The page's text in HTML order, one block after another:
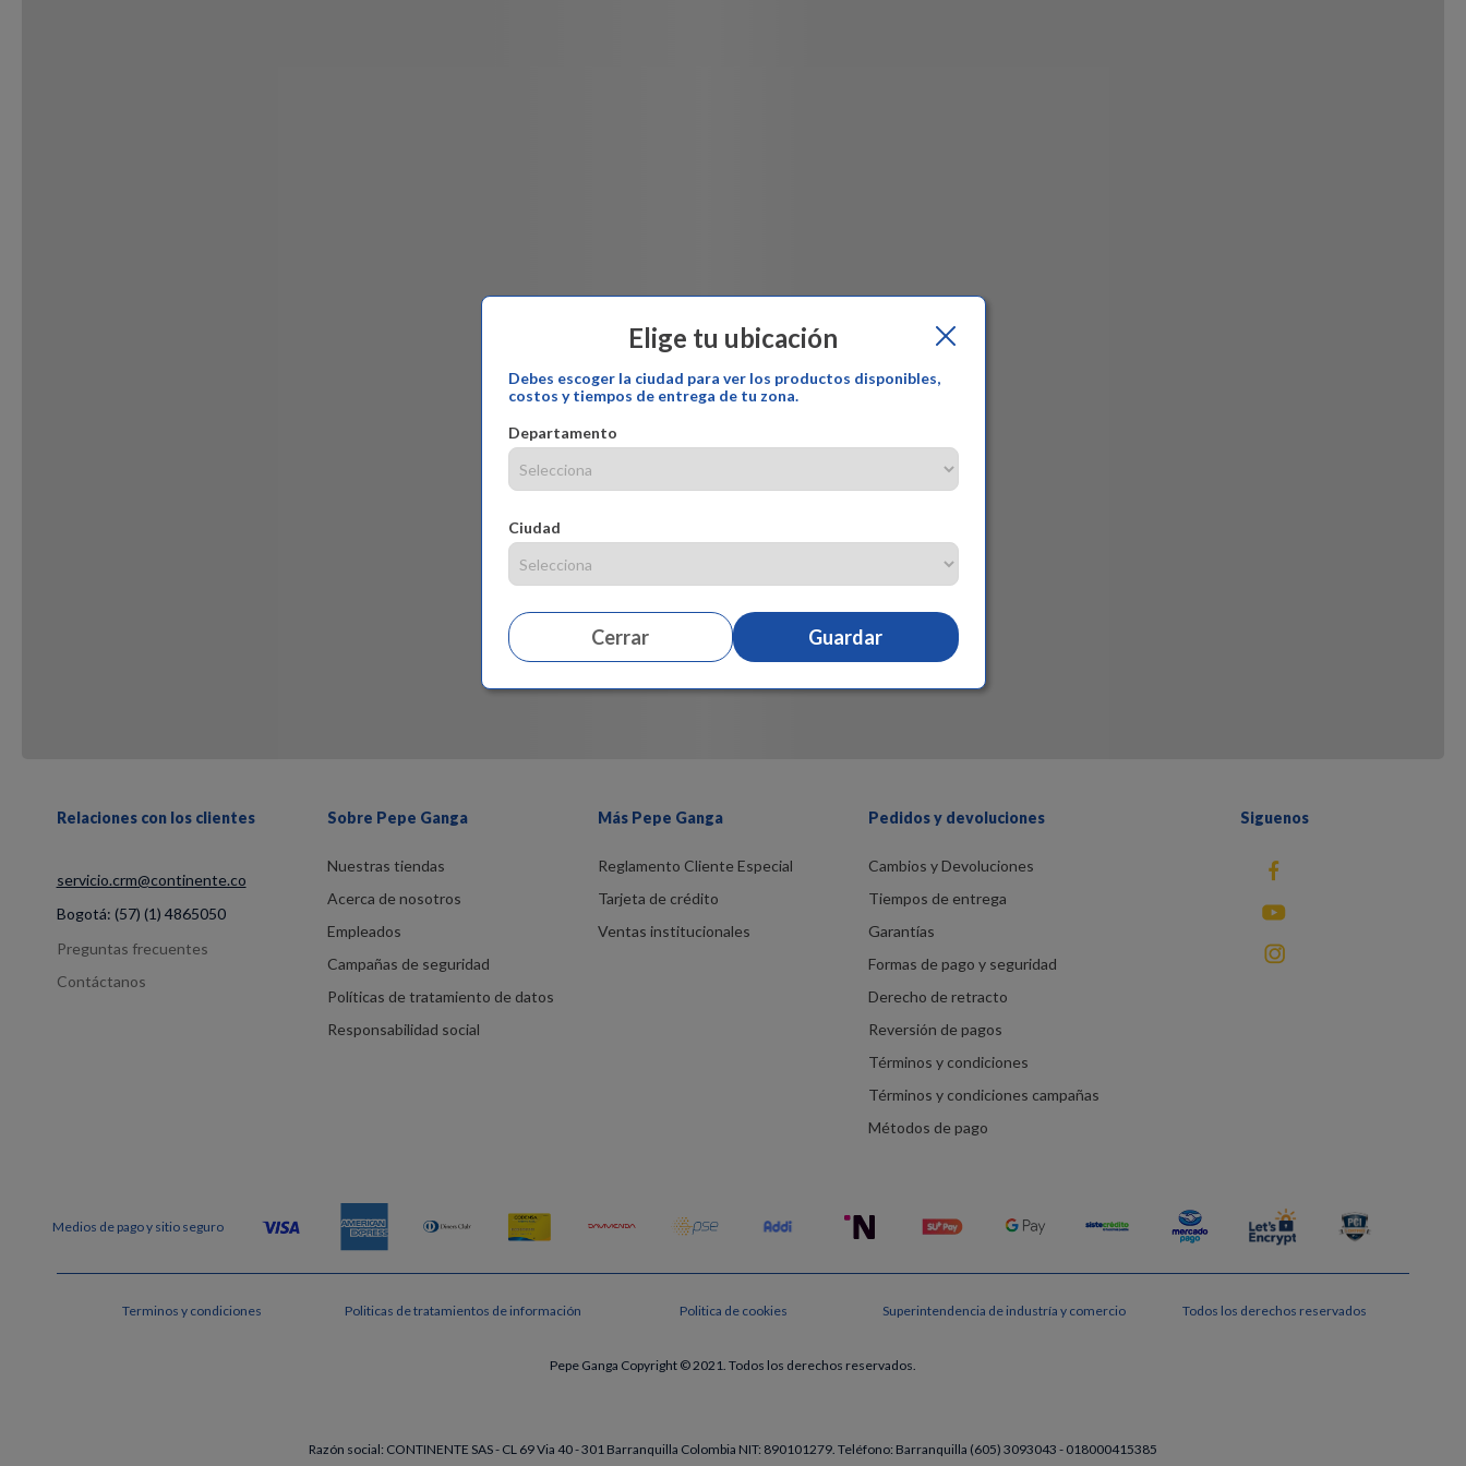
Elige tu ubicación
Debes escoger la ciudad para ver los productos disponibles,
costos y tiempos de entrega de tu zona.
Departamento
Ciudad
Cerrar Guardar
Relaciones con los clientes
servicio.crm@continente.co
Bogotá: (57) (1) 4865050
Preguntas frecuentes
Contáctanos
Sobre Pepe Ganga
Nuestras tiendas
Acerca de nosotros
Empleados
Campañas de seguridad
Políticas de tratamiento de datos
Responsabilidad social
Más Pepe Ganga
Reglamento Cliente Especial
Tarjeta de crédito
Ventas institucionales
Pedidos y devoluciones
Cambios y Devoluciones
Tiempos de entrega
Garantías
Formas de pago y seguridad
Derecho de retracto
Reversión de pagos
Términos y condiciones
Términos y condiciones campañas
Métodos de pago
Siguenos
fb
You Tube
instagram
Terminos y condiciones Politicas de tratamientos de información Politica de cookies Superintendencia de industría y comercio Todos los derechos reservados
Pepe Ganga Copyright © 2021. Todos los derechos reservados.
Razón social: CONTINENTE SAS - CL 69 Via 40 - 301 Barranquilla Colombia NIT: 890101279. Teléfono: Barranquilla (605) 3093043 - 018000415385